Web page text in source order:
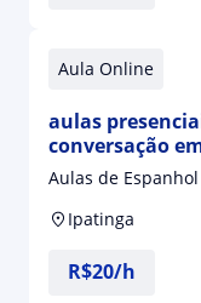
Aula Online
aulas
conversação
escolares/
Aulas de Espanhol
Ipatinga
R$20/h